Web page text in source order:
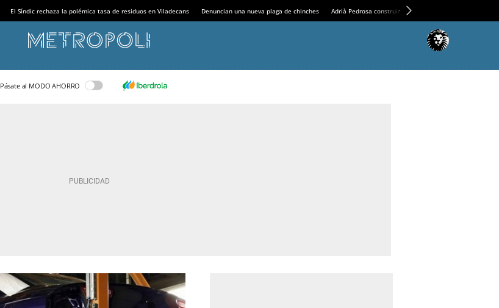
El Síndic rechaza la polémica tasa de residuos en Viladecans Denuncian una nueva plaga de chinches Adrià Pedrosa construirá la nueva residencia en el
Pásate al MODO AHORRO